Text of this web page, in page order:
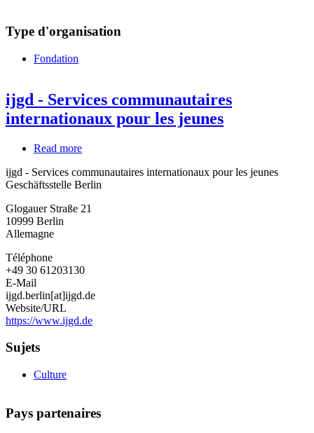
Type d'organisation
Fondation
ijgd - Services communautaires
internationaux pour les jeunes
Read more
-
Services
internationaux
ijgd - Services communautaires internationaux pour les jeunes
Geschäftsstelle Berlin
Glogauer Straße 21
10999 Berlin
Allemagne
Téléphone
+49 30 61203130
E-Mail
ijgd.berlin[at]ijgd.de
Website/URL
https://www.ijgd.de
Sujets
Culture
Pays partenaires